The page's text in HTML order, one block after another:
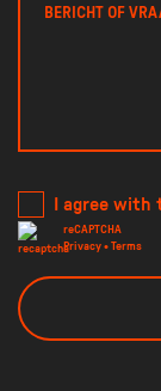
I agree
reCAPTCHA
Privacy • Terms